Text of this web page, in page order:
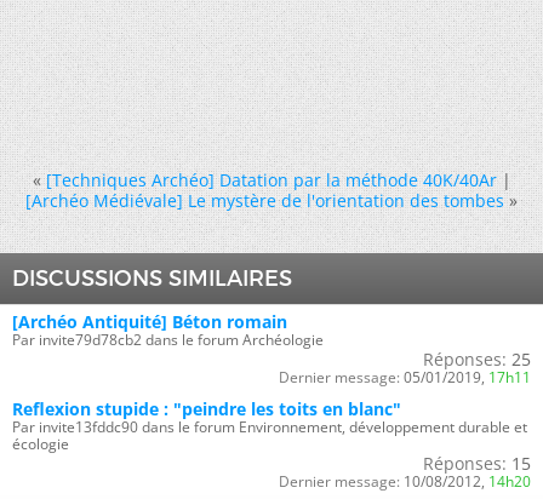
« [Techniques Archéo] Datation par la méthode 40K/40Ar|
[Archéo Médiévale] Le mystère de l'orientation des tombes »
DISCUSSIONS SIMILAIRES
[Archéo Antiquité] Béton romain
Par invite79d78cb2 dans le forum Archéologie
Réponses: 25
Dernier message: 05/01/2019, 17h11
Reflexion stupide : "peindre les toits en blanc"
Par invite13fddc90 dans le forum Environnement, développement durable et
écologie
Réponses: 15
Dernier message: 10/08/2012, 14h20